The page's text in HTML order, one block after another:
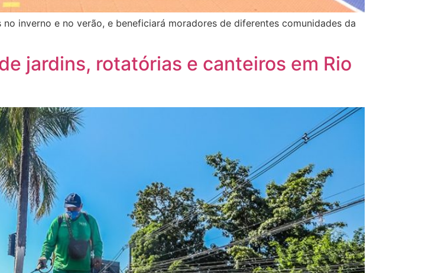
inverno e no verão, e beneficiará moradores de diferentes comunidades da
jardins, rotatórias e canteiros em Rio